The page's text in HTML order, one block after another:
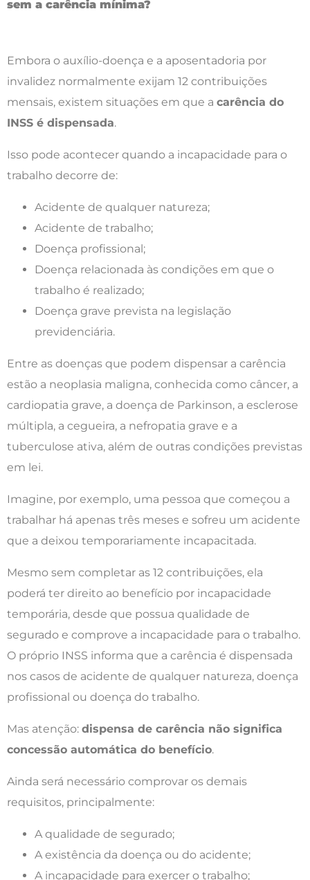
sem a carência mínima?
Embora o auxílio-doença e a aposentadoria por
invalidez normalmente exijam 12 contribuições
mensais, existem situações em que a carência do
INSS é dispensada.
Isso pode acontecer quando a incapacidade para o
trabalho decorre de:
Acidente de qualquer natureza;
Acidente de trabalho;
Doença profissional;
Doença relacionada às condições em que o
trabalho é realizado;
Doença grave prevista na legislação
previdenciária.
Entre as doenças que podem dispensar a carência
estão a neoplasia maligna, conhecida como câncer, a
cardiopatia grave, a doença de Parkinson, a esclerose
múltipla, a cegueira, a nefropatia grave e a
tuberculose ativa, além de outras condições previstas
em lei.
Imagine, por exemplo, uma pessoa que começou a
trabalhar há apenas três meses e sofreu um acidente
que a deixou temporariamente incapacitada.
Mesmo sem completar as 12 contribuições, ela
poderá ter direito ao benefício por incapacidade
temporária, desde que possua qualidade de
segurado e comprove a incapacidade para o trabalho.
O próprio INSS informa que a carência é dispensada
nos casos de acidente de qualquer natureza, doença
profissional ou doença do trabalho.
Mas atenção: dispensa de carência não significa
concessão automática do benefício.
Ainda será necessário comprovar os demais
requisitos, principalmente:
A qualidade de segurado;
A existência da doença ou do acidente;
A incapacidade para exercer o trabalho;